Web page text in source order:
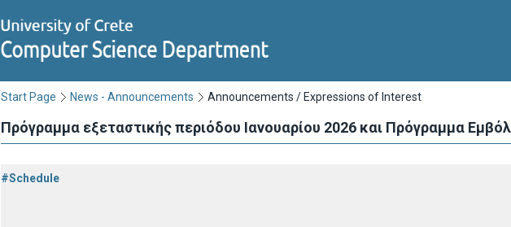
Start Page News - Announcements Announcements / Expressions of Interest
Πρόγραμμα εξεταστικής περιόδου Ιανουαρίου 2026 και Πρόγραμμα
#Schedule